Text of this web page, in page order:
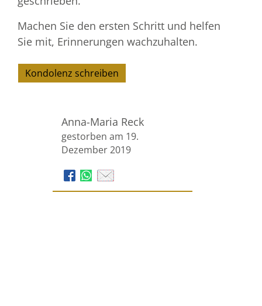
Machen Sie den ersten Schritt und helfen
Sie mit, Erinnerungen wachzuhalten.
Kondolenz schreiben
Anna-Maria Reck
gestorben am 19.
Dezember 2019